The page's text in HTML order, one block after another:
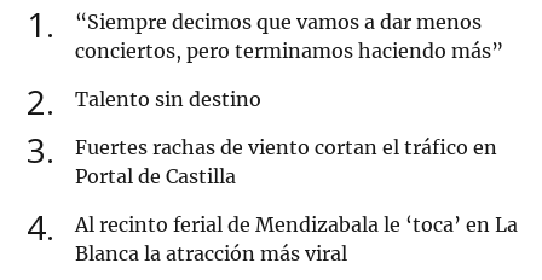
1
“Siempre decimos que vamos a dar menos
conciertos, pero terminamos haciendo más”
2 Talento sin destino
3
Fuertes rachas de viento cortan el tráfico en
Portal de Castilla
4
Al recinto ferial de Mendizabala le ‘toca’ en La
Blanca la atracción más viral